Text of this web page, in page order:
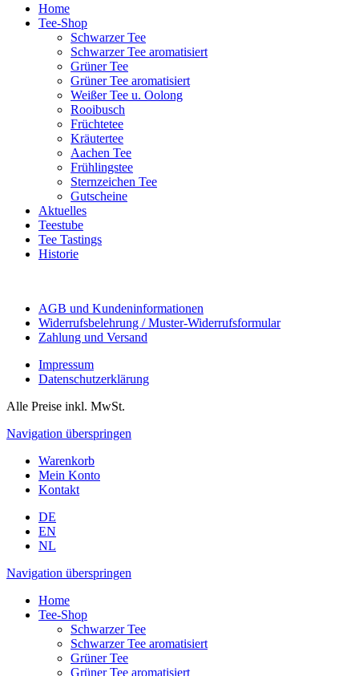
Home
Tee-Shop
Schwarzer Tee
Schwarzer Tee aromatisiert
Grüner Tee
Grüner Tee aromatisiert
Weißer Tee u. Oolong
Rooibusch
Früchtetee
Kräutertee
Aachen Tee
Frühlingstee
Sternzeichen Tee
Gutscheine
Aktuelles
Teestube
Tee Tastings
Historie
AGB und Kundeninformationen
Widerrufsbelehrung / Muster-Widerrufsformular
Zahlung und Versand
Impressum
Datenschutzerklärung
Alle Preise inkl. MwSt.
Navigation überspringen
Warenkorb
Mein Konto
Kontakt
DE
EN
NL
Navigation überspringen
Home
Tee-Shop
Schwarzer Tee
Schwarzer Tee aromatisiert
Grüner Tee
Grüner Tee aromatisiert